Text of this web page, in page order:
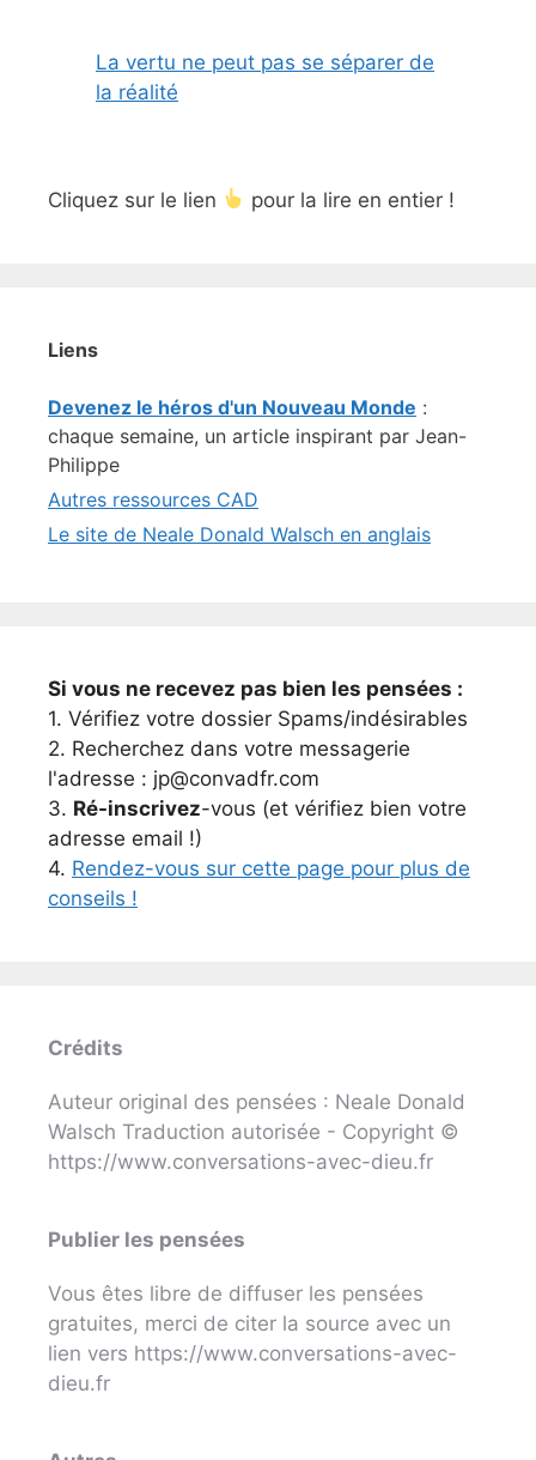
La vertu ne peut pas se séparer de
la réalité
Cliquez sur le lien pour la lire en entier !
Liens
Devenez le héros d'un Nouveau Monde :
chaque semaine, un article inspirant par Jean-
Philippe
Autres ressources CAD
Le site de Neale Donald Walsch en anglais
Si vous ne recevez pas bien les pensées :
1. Vérifiez votre dossier Spams/indésirables
2. Recherchez dans votre messagerie
l'adresse : jp@convadfr.com
3. Ré-inscrivez-vous (et vérifiez bien votre
adresse email !)
4. Rendez-vous sur cette page pour plus de
conseils !
Crédits
Auteur original des pensées : Neale Donald
Walsch Traduction autorisée - Copyright ©
https://www.conversations-avec-dieu.fr
Publier les pensées
Vous êtes libre de diffuser les pensées
gratuites, merci de citer la source avec un
lien vers https://www.conversations-avec-
dieu.fr